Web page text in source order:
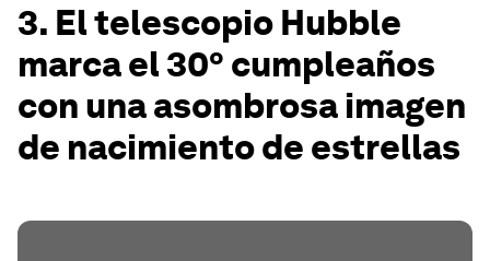
3. El telescopio Hubble
marca el 30º cumpleaños
con una asombrosa imagen
de nacimiento de estrellas